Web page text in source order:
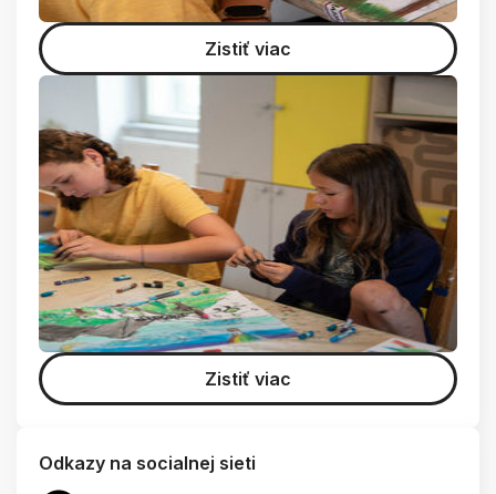
Zistiť viac
Zistiť viac
Odkazy na socialnej sieti